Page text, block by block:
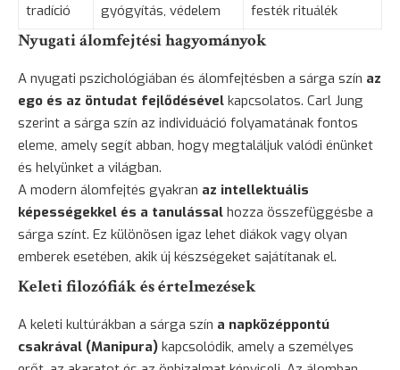
tradíció
gyógyítás, védelem
festék rituálék
Nyugati álomfejtési hagyományok
A nyugati pszichológiában és álomfejtésben a sárga szín az
ego és az öntudat fejlődésével kapcsolatos. Carl Jung
szerint a sárga szín az individuáció folyamatának fontos
eleme, amely segít abban, hogy megtaláljuk valódi énünket
és helyünket a világban.
A modern álomfejtés gyakran az intellektuális
képességekkel és a tanulással hozza összefüggésbe a
sárga színt. Ez különösen igaz lehet diákok vagy olyan
emberek esetében, akik új készségeket sajátítanak el.
Keleti filozófiák és értelmezések
A keleti kultúrákban a sárga szín a napközéppontú
csakrával (Manipura) kapcsolódik, amely a személyes